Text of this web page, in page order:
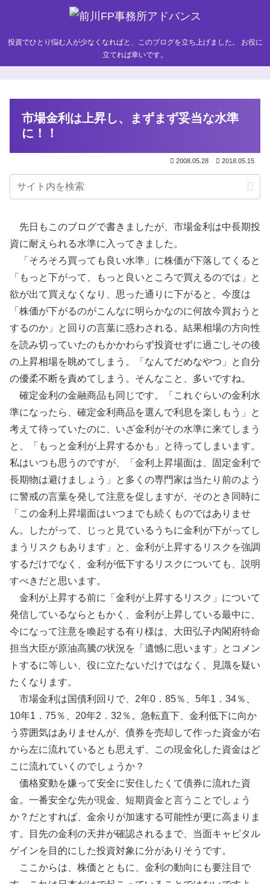
投資でひとり悩む人が少なくなればと、このブログを立ち上げました。 お役に
立てれば幸いです。
市場金利は上昇し、まずまず妥当な水準
に！！
2008.05.28 2018.05.15
先日もこのブログで書きましたが、市場金利は中長期投
資に耐えられる水準に入ってきました。
「そろそろ買っても良い水準」に株価が下落してくると
「もっと下がって、もっと良いところで買えるのでは」と
欲が出て買えなくなり、思った通りに下がると、今度は
「株価が下がるのがこんなに明らかなのに何故今買おうと
するのか」と回りの言葉に惑わされる。結果相場の方向性
を読み切っていたのもかかわらず投資せずに過ごしその後
の上昇相場を眺めてしまう。「なんてだめなやつ」と自分
の優柔不断を責めてしまう。そんなこと、多いですね。
確定金利の金融商品も同じです。「これぐらいの金利水
準になったら、確定金利商品を選んで利息を楽しもう」と
考えて待っていたのに、いざ金利がその水準に来てしまう
と、「もっと金利が上昇するかも」と待ってしまいます。
私はいつも思うのですが、「金利上昇場面は、固定金利で
長期物は避けましょう」と多くの専門家は当たり前のよう
に警戒の言葉を発して注意を促しますが、そのとき同時に
「この金利上昇場面はいつまでも続くものではありませ
ん。したがって、じっと見ているうちに金利が下がってし
まうリスクもあります」と、金利が上昇するリスクを強調
するだけでなく、金利が低下するリスクについても、説明
すべきだと思います。
金利が上昇する前に「金利が上昇するリスク」について
発信しているならともかく、金利が上昇している最中に、
今になって注意を喚起する有り様は、大田弘子内閣府特命
担当大臣が原油高騰の状況を「遺憾に思います」とコメン
トするに等しい、役に立たないだけではなく、見識を疑い
たくなります。
市場金利は国債利回りで、2年0．85％、5年1．34％、
10年1．75％、20年2．32％。急転直下、金利低下に向か
う雰囲気はありませんが、債券を売却して作った資金が右
から左に流れているとも思えず、この現金化した資金はど
こに流れていくのでしょうか？
価格変動を嫌って安全に安住したくて債券に流れた資
金。一番安全な先が現金、短期資金と言うことでしょう
か？だとすれば、金余りが加速する可能性が更に高まりま
す。目先の金利の天井が確認されるまで、当面キャピタル
ゲインを目的にした投資対象に分がありそうです。
ここからは、株価とともに、金利の動向にも要注目で